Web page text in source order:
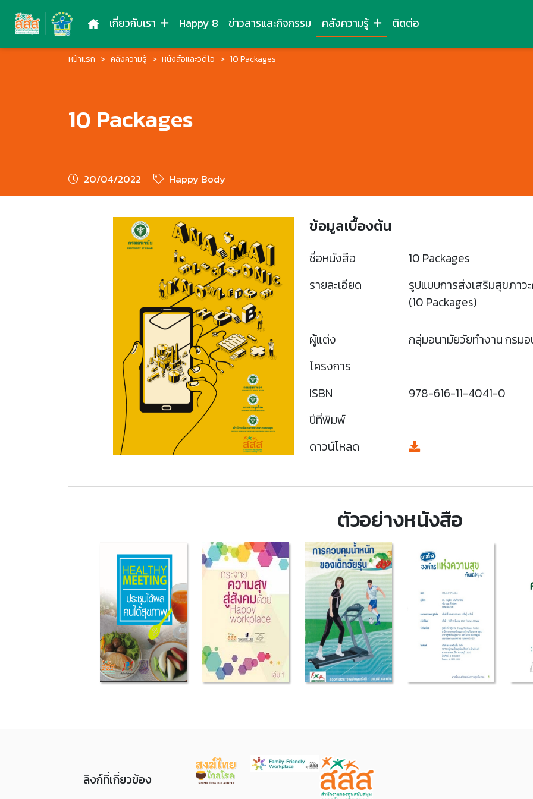
เกี่ยวกับเรา Happy 8 ข่าวสารและกิจกรรม คลังความรู้ ติดต่อ
หน้าแรก คลังความรู้ หนังสือและวิดีโอ 10 Packages
10 Packages
20/04/2022 Happy Body
ข้อมูลเบื้องต้น
ชื่อหนังสือ
10 Packages
รายละเอียด
รูปแบบการส่งเสริมสุขภาว
(10 Packages)
ผู้แต่ง
กลุ่มอนามัยวัยทำงาน กรม
โครงการ
ISBN
978-616-11-4041-0
ปีที่พิมพ์
ดาวน์โหลด
ตัวอย่างหนังสือ
ลิงก์ที่เกี่ยวข้อง